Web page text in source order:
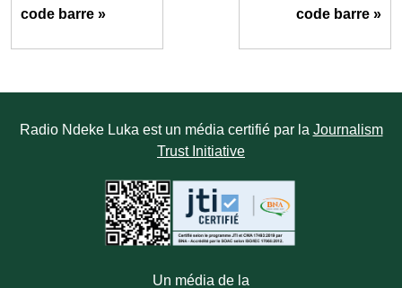
code barre »
code barre »
Radio Ndeke Luka est un média certifié par la Journalism
Trust Initiative
Un média de la